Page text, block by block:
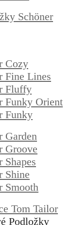
Schöner
Cozy
Fine Lines
Fluffy
Funky Orient
Funky
Garden
Groove
Shapes
Shine
Smooth
Tom Tailor
Podložky